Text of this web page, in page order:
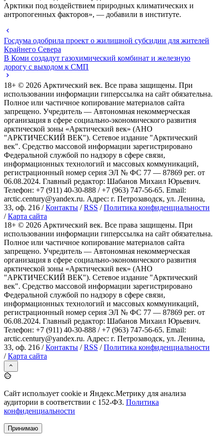
Арктики под воздействием природных климатических и
антропогенных факторов», — добавили в институте.
Госдума одобрила проект о жилищной субсидии для жителей
Крайнего Севера
В Коми создадут газохимический комбинат и железную
дорогу с выходом к СМП
18+ © 2026 Арктический век. Все права защищены. При
использовании информации гиперссылка на сайт обязательна.
Полное или частичное копирование материалов сайта
запрещено. Учредитель — Автономная некоммерческая
организация в сфере социально-экономического развития
арктической зоны «Арктический век» (АНО
"АРКТИЧЕСКИЙ ВЕК"). Сетевое издание "Арктический
век". Средство массовой информации зарегистрировано
Федеральной службой по надзору в сфере связи,
информационных технологий и массовых коммуникаций,
регистрационный номер серия ЭЛ № ФС 77 — 87869 рег. от
06.08.2024. Главный редактор: Шабанов Михаил Юрьевич.
Телефон: +7 (911) 40-30-888 / +7 (963) 747-56-65. Email:
arctic.century@yandex.ru. Адрес: г. Петрозаводск, ул. Ленина,
33, оф. 216 /Контакты /RSS /Политика конфиденциальности
/Карта сайта
18+ © 2026 Арктический век. Все права защищены. При
использовании информации гиперссылка на сайт обязательна.
Полное или частичное копирование материалов сайта
запрещено. Учредитель — Автономная некоммерческая
организация в сфере социально-экономического развития
арктической зоны «Арктический век» (АНО
"АРКТИЧЕСКИЙ ВЕК"). Сетевое издание "Арктический
век". Средство массовой информации зарегистрировано
Федеральной службой по надзору в сфере связи,
информационных технологий и массовых коммуникаций,
регистрационный номер серия ЭЛ № ФС 77 — 87869 рег. от
06.08.2024. Главный редактор: Шабанов Михаил Юрьевич.
Телефон: +7 (911) 40-30-888 / +7 (963) 747-56-65. Email:
arctic.century@yandex.ru. Адрес: г. Петрозаводск, ул. Ленина,
33, оф. 216 /Контакты /RSS /Политика конфиденциальности
/Карта сайта
Сайт использует cookie и Яндекс.Метрику для анализа
аудитории в соответствии с 152-ФЗ. Политика
конфиденциальности
Принимаю